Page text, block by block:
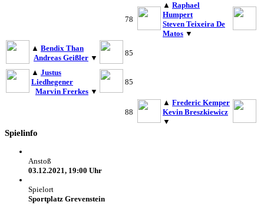
78
▲ Raphael
Humpert
Steven Teixeira De
Matos ▼
▲ Bendix Than
Andreas Geißler ▼
85
▲ Justus
Liedhegener
Marvin Frerkes ▼
85
88
▲ Frederic Kemper
Kevin Breszkiewicz
▼
Spielinfo
Anstoß
03.12.2021, 19:00 Uhr
Spielort
Sportplatz Grevenstein